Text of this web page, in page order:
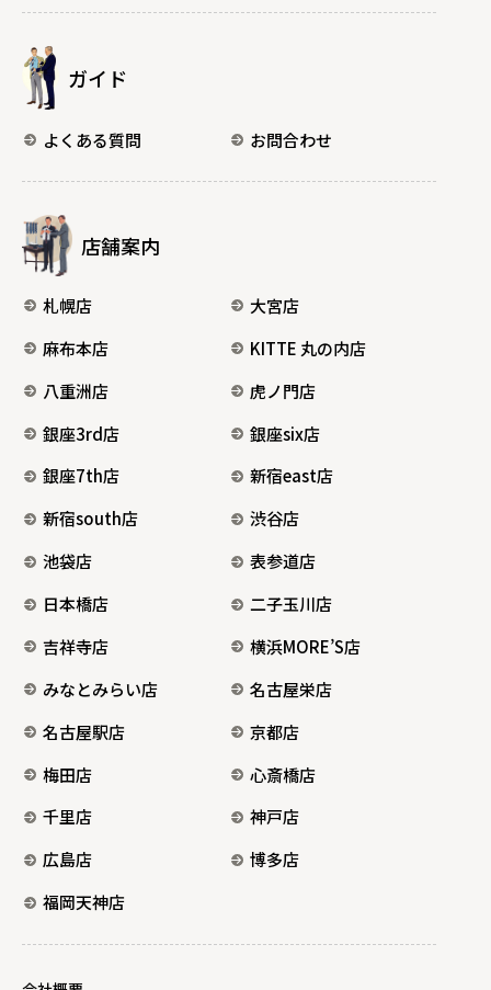
ガイド
よくある質問 お問合わせ
店舗案内
札幌店
大宮店
麻布本店
KITTE 丸の内店
八重洲店
虎ノ門店
銀座3rd店
銀座six店
銀座7th店
新宿east店
新宿south店
渋谷店
池袋店
表参道店
日本橋店
二子玉川店
吉祥寺店
横浜MORE’S店
みなとみらい店
名古屋栄店
名古屋駅店
京都店
梅田店
心斎橋店
千里店
神戸店
広島店
博多店
福岡天神店